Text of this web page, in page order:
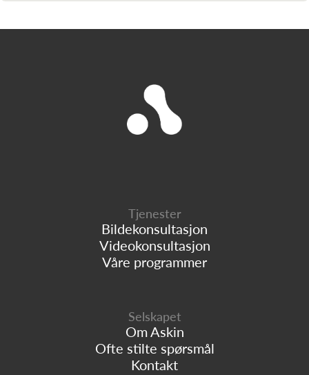
Tjenester
Bildekonsultasjon
Videokonsultasjon
Våre programmer
Selskapet
Om Askin
Ofte stilte spørsmål
Kontakt